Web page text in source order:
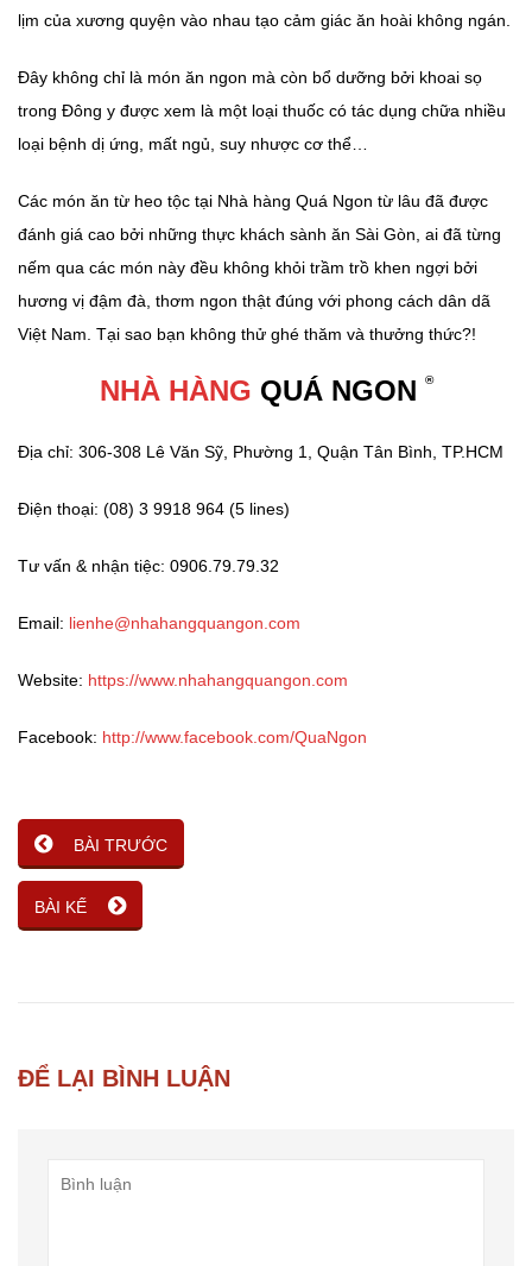
lịm của xương quyện vào nhau tạo cảm giác ăn hoài không ngán.
Đây không chỉ là món ăn ngon mà còn bổ dưỡng bởi khoai sọ
trong Đông y được xem là một loại thuốc có tác dụng chữa nhiều
loại bệnh dị ứng, mất ngủ, suy nhược cơ thể…
Các món ăn từ heo tộc tại Nhà hàng Quá Ngon từ lâu đã được
đánh giá cao bởi những thực khách sành ăn Sài Gòn, ai đã từng
nếm qua các món này đều không khỏi trầm trồ khen ngợi bởi
hương vị đậm đà, thơm ngon thật đúng với phong cách dân dã
Việt Nam. Tại sao bạn không thử ghé thăm và thưởng thức?!
NHÀ HÀNG QUÁ NGON ®
Địa chỉ: 306-308 Lê Văn Sỹ, Phường 1, Quận Tân Bình, TP.HCM
Điện thoại: (08) 3 9918 964 (5 lines)
Tư vấn & nhận tiệc: 0906.79.79.32
Email: lienhe@nhahangquangon.com
Website: https://www.nhahangquangon.com
Facebook: http://www.facebook.com/QuaNgon
BÀI TRƯỚC
BÀI KẾ
ĐỂ LẠI BÌNH LUẬN